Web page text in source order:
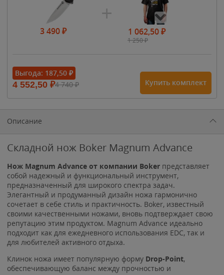
3 490₽ 1 062,50₽
1 250₽
1 615₽
1 900₽1 900₽
Выгода: 187,50 ₽
4 552,50 ₽4 740₽ Купить комплект
Описание
Складной нож Boker Magnum Advance
Нож Magnum Advance от компании Boker представляет
собой надежный и функциональный инструмент,
предназначенный для широкого спектра задач.
Элегантный и продуманный дизайн ножа гармонично
сочетает в себе стиль и практичность. Boker, известный
своими качественными ножами, вновь подтверждает свою
репутацию этим продуктом. Magnum Advance идеально
подходит как для ежедневного использования EDC, так и
для любителей активного отдыха.
Клинок ножа имеет популярную форму Drop-Point,
обеспечивающую баланс между прочностью и